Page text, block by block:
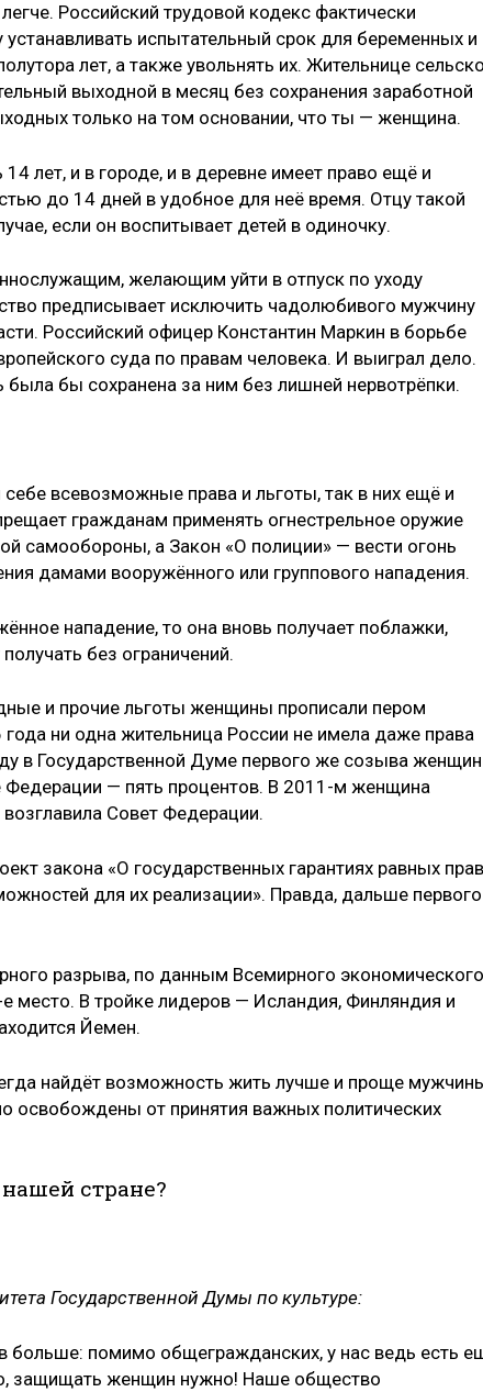
Российский трудовой кодекс фактически
испытательный срок для беременных и
лет, а также увольнять их. Жительнице
выходной в месяц без сохранения заработной
только на том основании, что ты — женщина.
лет, и в городе, и в деревне имеет право ещё и
до 14 дней в удобное для неё время. Отцу такой
если он воспитывает детей в одиночку.
желающим уйти в отпуск по уходу
предписывает исключить чадолюбивого мужчину
Российский офицер Константин Маркин в борьбе
суда по правам человека. И выиграл дело.
бы сохранена за ним без лишней нервотрёпки.
всевозможные права и льготы, так в них ещё и
гражданам применять огнестрельное оружие
самообороны, а Закон «О полиции» — вести огонь
дамами во­оружённого или группового нападения.
нападение, то она вновь получает поблажки,
без ограничений.
и прочие льготы женщины прописали пером
ни одна жительница России не имела даже права
в Государственной Думе первого же созыва
Федерации — пять процентов. В 2011-м женщина
Совет Федерации.
закона «О государственных гарантиях равных
для их реализации». Правда, дальше первого
разрыва, по данным Всемирного экономического
место. В тройке лидеров — Исландия, Финляндия и
Йемен.
найдёт возможность жить лучше и проще
от принятия важных политических
стране?
Государственной Думы по культуре:
больше: помимо общегражданских, у нас ведь есть
защищать женщин нужно! Наше общество